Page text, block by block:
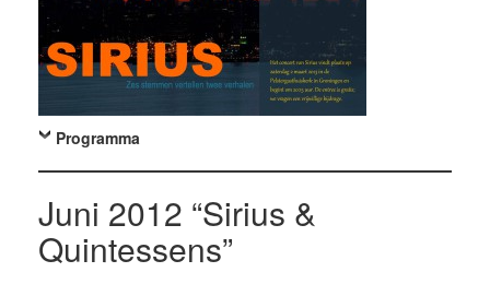
Programma
Juni 2012 “Sirius &
Quintessens”